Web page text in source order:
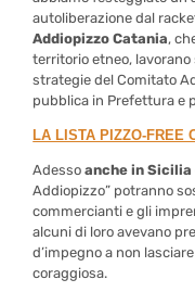
autoliberazione dal
Addiopizzo Catania,
territorio etneo,
strategie del Comitato
pubblica in Prefettura e
LA LISTA PIZZO-FREE
Adessoanche in
Addiopizzo” potranno
commercianti e gli
alcuni di loro avevano
d’impegno a non
coraggiosa.